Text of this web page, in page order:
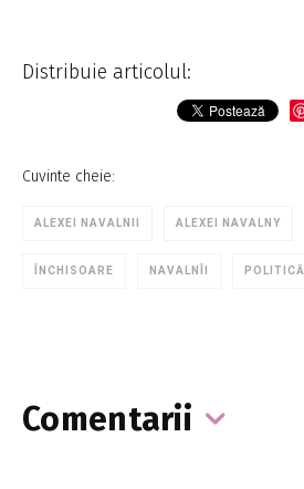
Distribuie articolul:
Cuvinte cheie:
ALEXEI NAVALNII ALEXEI NAVALNY
ÎNCHISOARE NAVALNÎI POLITICĂ
Comentarii